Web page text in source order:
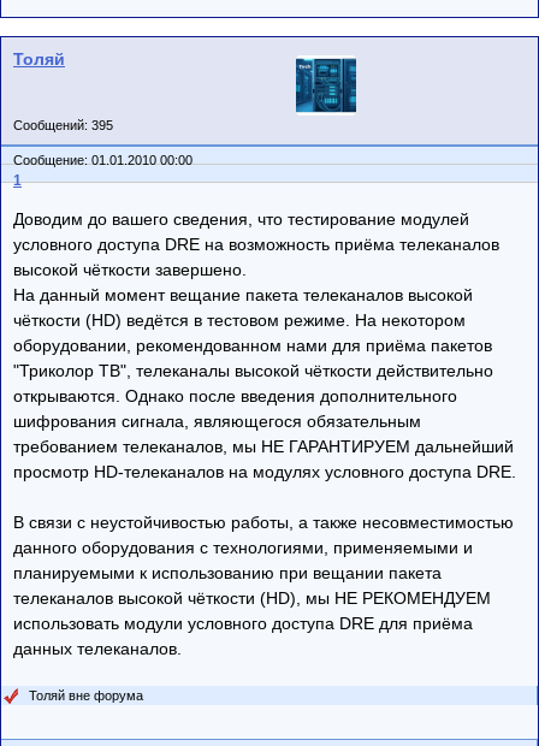
Толяй
Сообщений: 395
Сообщение: 01.01.2010 00:00
1
Доводим до вашего сведения, что тестирование модулей
условного доступа DRE на возможность приёма телеканалов
высокой чёткости завершено.
На данный момент вещание пакета телеканалов высокой
чёткости (HD) ведётся в тестовом режиме. На некотором
оборудовании, рекомендованном нами для приёма пакетов
"Триколор ТВ", телеканалы высокой чёткости действительно
открываются. Однако после введения дополнительного
шифрования сигнала, являющегося обязательным
требованием телеканалов, мы НЕ ГАРАНТИРУЕМ дальнейший
просмотр HD-телеканалов на модулях условного доступа DRE.
В связи с неустойчивостью работы, а также несовместимостью
данного оборудования с технологиями, применяемыми и
планируемыми к использованию при вещании пакета
телеканалов высокой чёткости (HD), мы НЕ РЕКОМЕНДУЕМ
использовать модули условного доступа DRE для приёма
данных телеканалов.
Толяй вне форума